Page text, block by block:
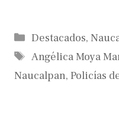
Categorías
Destacados,
Etiquetas
Angélica Moya
Naucalpan, Policías